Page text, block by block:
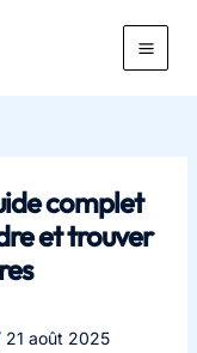
Main
complet
et trouver
21 août 2025